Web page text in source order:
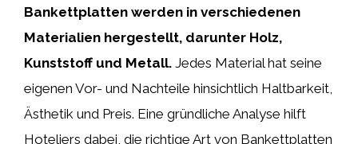
Bankettplatten werden in verschiedenen
Materialien hergestellt, darunter Holz,
Kunststoff und Metall. Jedes Material hat seine
eigenen Vor- und Nachteile hinsichtlich Haltbarkeit,
Ästhetik und Preis. Eine gründliche Analyse hilft
Hoteliers dabei, die richtige Art von Bankettplatten